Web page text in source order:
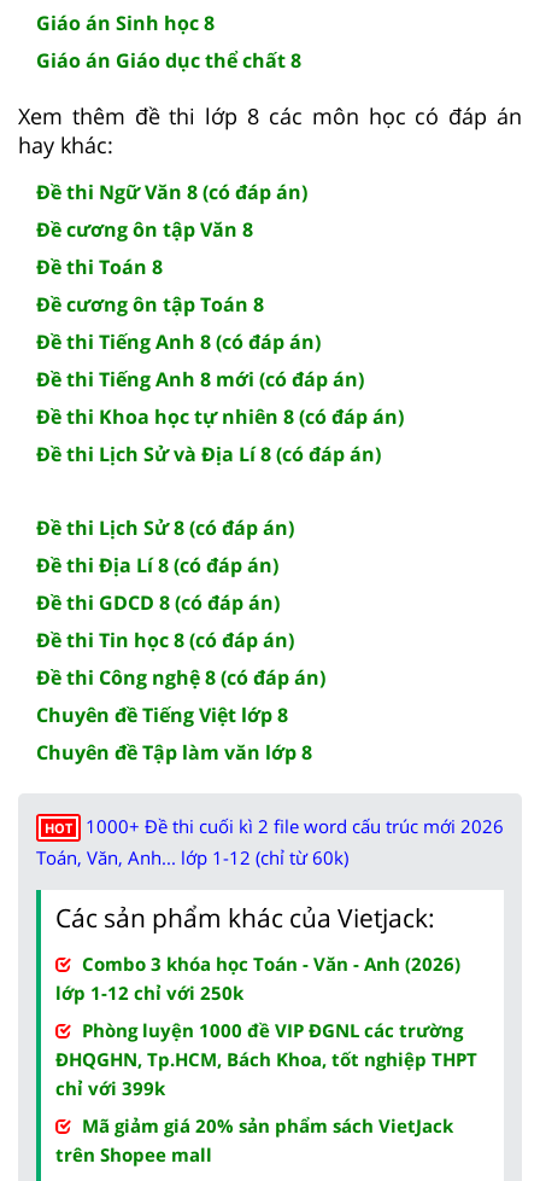
Giáo án Sinh học 8
Giáo án Giáo dục thể chất 8
Xem thêm đề thi lớp 8 các môn học có đáp án
hay khác:
Đề thi Ngữ Văn 8 (có đáp án)
Đề cương ôn tập Văn 8
Đề thi Toán 8
Đề cương ôn tập Toán 8
Đề thi Tiếng Anh 8 (có đáp án)
Đề thi Tiếng Anh 8 mới (có đáp án)
Đề thi Khoa học tự nhiên 8 (có đáp án)
Đề thi Lịch Sử và Địa Lí 8 (có đáp án)
Đề thi Lịch Sử 8 (có đáp án)
Đề thi Địa Lí 8 (có đáp án)
Đề thi GDCD 8 (có đáp án)
Đề thi Tin học 8 (có đáp án)
Đề thi Công nghệ 8 (có đáp án)
Chuyên đề Tiếng Việt lớp 8
Chuyên đề Tập làm văn lớp 8
HOT
1000+ Đề thi cuối kì 2 file word cấu trúc mới 2026
Toán, Văn, Anh... lớp 1-12 (chỉ từ 60k)
Các sản phẩm khác của Vietjack:
Combo 3 khóa học Toán - Văn - Anh (2026)
lớp 1-12 chỉ với 250k
Phòng luyện 1000 đề VIP ĐGNL các trường
ĐHQGHN, Tp.HCM, Bách Khoa, tốt nghiệp THPT
chỉ với 399k
Mã giảm giá 20% sản phẩm sách VietJack
trên Shopee mall